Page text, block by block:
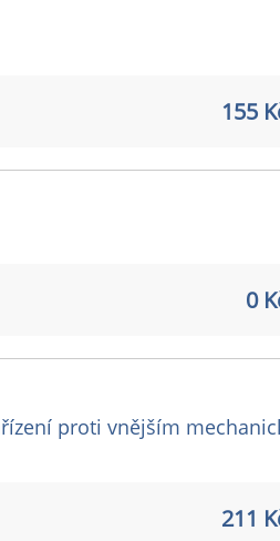
155
0
proti vnějším
211